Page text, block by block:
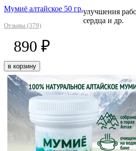
Мумиё алтайское 50 гр.
Отзывы (379)
улучшения
сердца и др.
890 ₽
в корзину